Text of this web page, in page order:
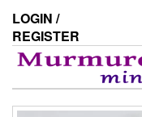
the
content
LOGIN /
REGISTER